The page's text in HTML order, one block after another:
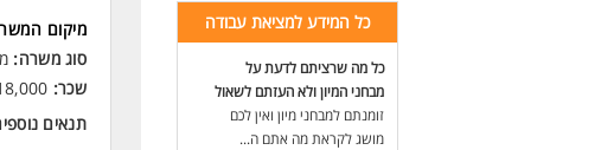
כל המידע למציאת עבודה
כל מה שרציתם לדעת על
מבחני המיון ולא העזתם לשאול
זומנתם למבחני מיון ואין לכם
מושג לקראת מה אתם ה...
מיקום
סוג משרה:
שכר:
תנאים